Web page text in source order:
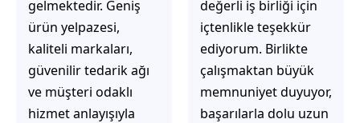
değerli iş birliği için
içtenlikle teşekkür
ediyorum. Birlikte
çalışmaktan büyük
memnuniyet duyuyor,
başarılarla dolu uzun
ediyorsunuz.
İhtiyaçlarınıza hızlı ve
doğru çözümler
sunmaya çalışıyorlar.
Müşteri
memnuniyetini ön